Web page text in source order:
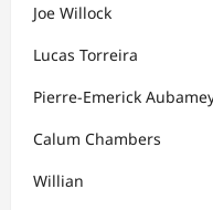
Joe Willock
Lucas Torreira
Pierre-Emerick
Calum Chambers
Willian